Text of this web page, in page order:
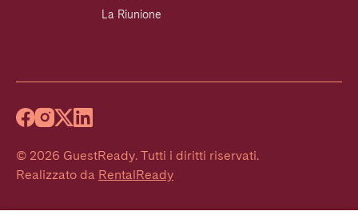
La Riunione
© 2026 GuestReady. Tutti i diritti riservati.
Realizzato da RentalReady